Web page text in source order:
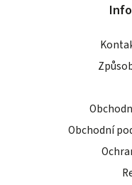
Obchodní